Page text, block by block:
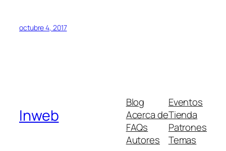
octubre 4, 2017
Inweb
Blog
Acerca de
FAQs
Autores
Eventos
Tienda
Patrones
Temas